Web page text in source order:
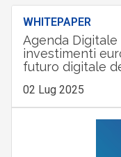
WHITEPAPER
Agenda
investimenti
futuro digitale
02 Lug 2025